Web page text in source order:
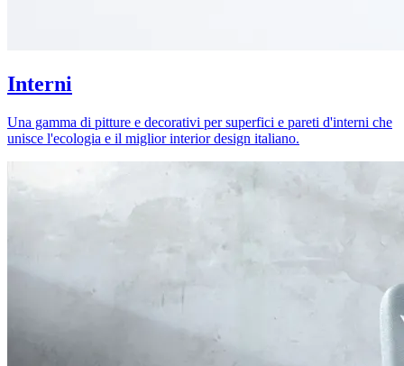
Interni
Una gamma di pitture e decorativi per superfici e pareti d'interni che
unisce l'ecologia e il miglior interior design italiano.